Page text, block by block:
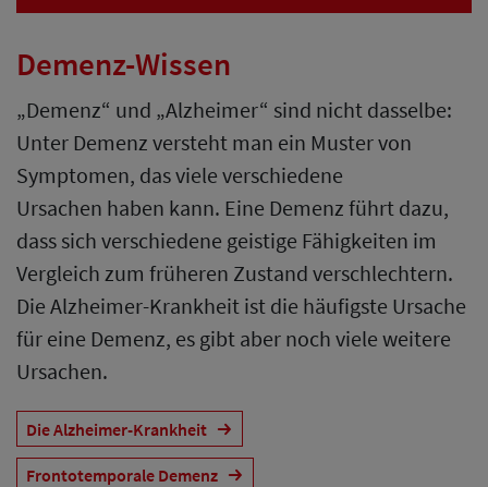
Demenz-Wissen
„Demenz“ und „Alzheimer“ sind nicht dasselbe:
Unter Demenz versteht man ein Muster von
Symptomen, das viele verschiedene
Ursachen haben kann. Eine Demenz führt dazu,
dass sich verschiedene geistige Fähigkeiten im
Vergleich zum früheren Zustand verschlechtern.
Die Alzheimer-Krankheit ist die häufigste Ursache
für eine Demenz, es gibt aber noch viele weitere
Ursachen.
Die Alzheimer-Krankheit
Frontotemporale Demenz